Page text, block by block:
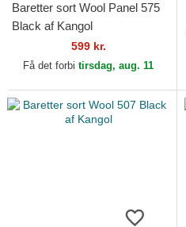
Baretter sort Wool Panel 575
Black af Kangol
599 kr.
Få det forbi tirsdag, aug. 11